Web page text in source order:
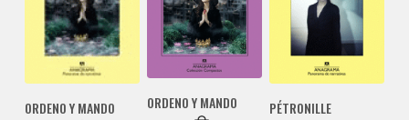
ORDENO Y MANDO ORDENO Y MANDO PÉTRONILLE